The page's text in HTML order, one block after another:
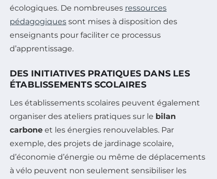
écologiques. De nombreuses ressources
pédagogiques sont mises à disposition des
enseignants pour faciliter ce processus
d’apprentissage.
DES INITIATIVES PRATIQUES DANS LES
ÉTABLISSEMENTS SCOLAIRES
Les établissements scolaires peuvent également
organiser des ateliers pratiques sur le bilan
carbone et les énergies renouvelables. Par
exemple, des projets de jardinage scolaire,
d’économie d’énergie ou même de déplacements
à vélo peuvent non seulement sensibiliser les